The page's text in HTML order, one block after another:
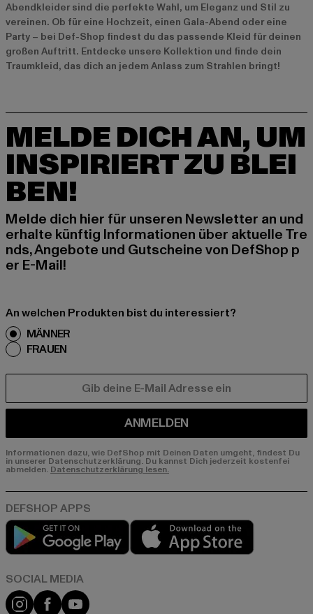
Abendkleider sind die perfekte Wahl, um Eleganz und Stil zu
vereinen. Ob für eine Hochzeit, einen Gala-Abend oder eine
Party – bei Def-Shop findest du das passende Kleid für deinen
großen Auftritt. Entdecke unsere Kollektion und finde dein
Traumkleid, das dich an jedem Anlass zum Strahlen bringt!
MELDE DICH AN, UM
INSPIRIERT ZU BLEI
BEN!
Melde dich hier für unseren Newsletter an und
erhalte künftig Informationen über aktuelle Tre
nds, Angebote und Gutscheine von DefShop p
er E-Mail!
An welchen Produkten bist du interessiert?
MÄNNER
FRAUEN
ANMELDEN
Informationen dazu, wie DefShop mit Deinen Daten umgeht, findest Du
in unserer Datenschutzerklärung. Du kannst Dich jederzeit kostenfei
abmelden. Datenschutzerklärung lesen.
Play market
Instagram
FacebookYouTube